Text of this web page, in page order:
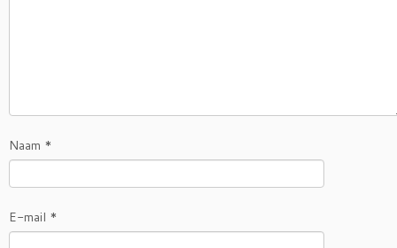
Naam *
E-mail *